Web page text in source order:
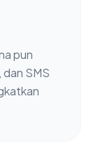
pun
SMS